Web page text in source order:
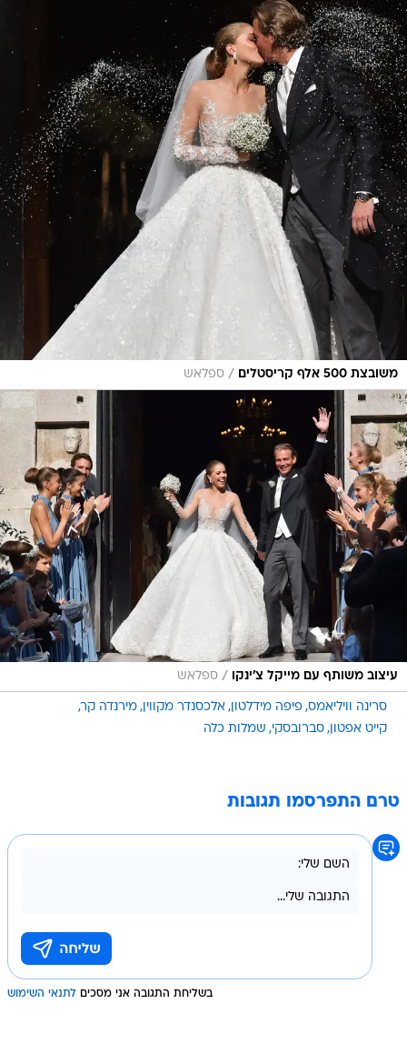
משובצת 500 אלף קריסטלים / ספלאש
עיצוב משותף עם מייקל צ'ינקו / ספלאש
סרינה וויליאמס פיפה מידלטון אלכסנדר מקווין מירנדה קר
קייט אפטון סברובסקי שמלות כלה
טרם התפרסמו תגובות
בשליחת התגובה אני מסכים לתנאי השימוש